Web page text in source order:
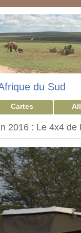
du Sud
Cartes
2016 : Le 4x4 de